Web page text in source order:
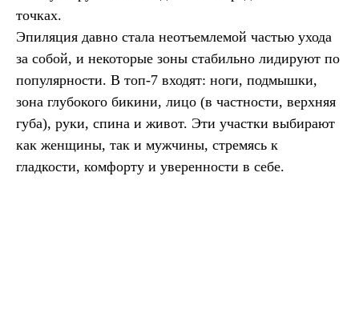
точках.
Эпиляция давно стала неотъемлемой частью ухода
за собой, и некоторые зоны стабильно лидируют по
популярности. В топ-7 входят: ноги, подмышки,
зона глубокого бикини, лицо (в частности, верхняя
губа), руки, спина и живот. Эти участки выбирают
как женщины, так и мужчины, стремясь к
гладкости, комфорту и уверенности в себе.